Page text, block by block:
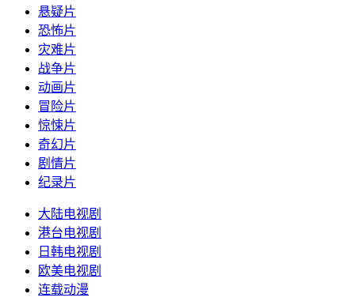
悬疑片
恐怖片
灾难片
战争片
动画片
冒险片
惊悚片
奇幻片
剧情片
纪录片
大陆电视剧
港台电视剧
日韩电视剧
欧美电视剧
连载动漫